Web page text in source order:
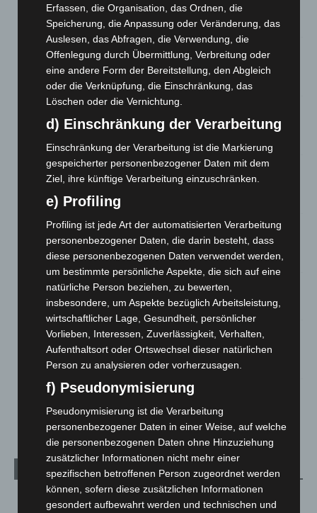
Waldbrandeinsatz aus Spanien zurück
7. August 2026
Hannover: Erste Tigermücken-Population in Niedersachsen
entdeckt
7. August 2026
Brand im „Haus der Begegnung“ in Neuwarmbüchen schnell
eingedämmt
Region Hannover: 21 neue Notfallsanitäter starten beim
Roten Kreuz
5. August 2026
Mann läuft mit Hockeyschläger über A7 – Polizei sucht
Zeugen
5. August 2026
Celle: Mensch stirbt bei Bagger-Unfall auf Baustelle
5. August 2026
Gasleitung bei McDonald’s-Umbau in Langenhagen
beschädigt
5. August 2026
Anklage nach Abschaltung von „Archetyp Market“ erhoben
3. August 2026
Kategorien
Blaulicht
2.799
Erfassen, die Organisation, das Ordnen, die
Speicherung, die Anpassung oder Veränderung, das
Auslesen, das Abfragen, die Verwendung, die
Offenlegung durch Übermittlung, Verbreitung oder
eine andere Form der Bereitstellung, den Abgleich
oder die Verknüpfung, die Einschränkung, das
Löschen oder die Vernichtung.
d) Einschränkung der Verarbeitung
Einschränkung der Verarbeitung ist die Markierung
gespeicherter personenbezogener Daten mit dem
Ziel, ihre künftige Verarbeitung einzuschränken.
e) Profiling
Profiling ist jede Art der automatisierten Verarbeitung
personenbezogener Daten, die darin besteht, dass
diese personenbezogenen Daten verwendet werden,
um bestimmte persönliche Aspekte, die sich auf eine
natürliche Person beziehen, zu bewerten,
insbesondere, um Aspekte bezüglich Arbeitsleistung,
wirtschaftlicher Lage, Gesundheit, persönlicher
Vorlieben, Interessen, Zuverlässigkeit, Verhalten,
Aufenthaltsort oder Ortswechsel dieser natürlichen
Person zu analysieren oder vorherzusagen.
f) Pseudonymisierung
Pseudonymisierung ist die Verarbeitung
personenbezogener Daten in einer Weise, auf welche
die personenbezogenen Daten ohne Hinzuziehung
zusätzlicher Informationen nicht mehr einer
spezifischen betroffenen Person zugeordnet werden
können, sofern diese zusätzlichen Informationen
gesondert aufbewahrt werden und technischen und